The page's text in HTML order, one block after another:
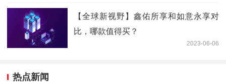
【全球新视野】鑫佑所享和如意永享对
比，哪款值得买？
2023-06-06
热点新闻